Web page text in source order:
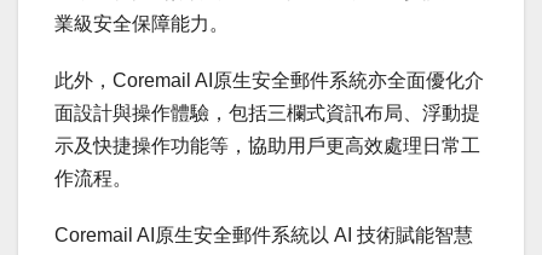
業級安全保障能力。
此外，Coremail AI原生安全郵件系統亦全面優化介
面設計與操作體驗，包括三欄式資訊布局、浮動提
示及快捷操作功能等，協助用戶更高效處理日常工
作流程。
Coremail AI原生安全郵件系統以 AI 技術賦能智慧